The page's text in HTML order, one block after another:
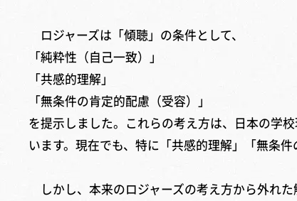
ロジャーズは「傾聴」の条件として、
「純粋性（自己一致）」
「共感的理解」
「無条件の肯定的配慮（受容）」
を提示しました。これらの考え方は、日本の学
います。現在でも、特に「共感的理解」「無条
しかし、本来のロジャーズの考え方から外れた